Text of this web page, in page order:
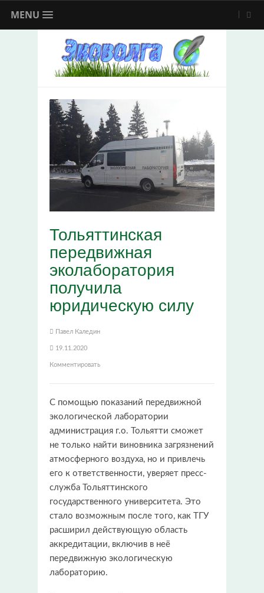
MENU
Тольяттинская
передвижная
эколаборатория
получила
юридическую силу
Павел Каледин
19.11.2020
Комментировать
С помощью показаний передвижной
экологической лаборатории
администрация г.о. Тольятти сможет
не только найти виновника загрязнений
атмосферного воздуха, но и привлечь
его к ответственности, уверяет пресс-
служба Тольяттинского
государственного университета. Это
стало возможным после того, как ТГУ
расширил действующую область
аккредитации, включив в неё
передвижную экологическую
лабораторию.